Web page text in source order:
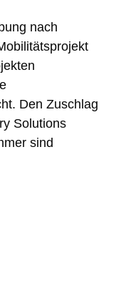
nach
Den Zuschlag
Solutions
sind